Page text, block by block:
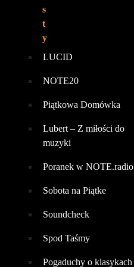
s
t
y
LUCID
NOTE20
Piątkowa Domówka
Lubert – Z miłości do
muzyki
Poranek w NOTE.radio
Sobota na Piątke
Soundcheck
Spod Taśmy
Pogaduchy o klasykach